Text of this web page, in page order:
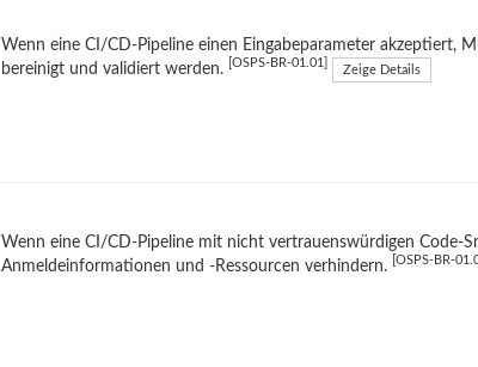
Wenn eine CI/CD-Pipeline einen Eingabeparameter akzeptiert,
bereinigt und validiert werden.
[OSPS-BR-01.01] Zeige Details
Wenn eine CI/CD-Pipeline mit nicht vertrauenswürdigen Code-
Anmeldeinformationen und -Ressourcen verhindern.
[OSPS-BR-